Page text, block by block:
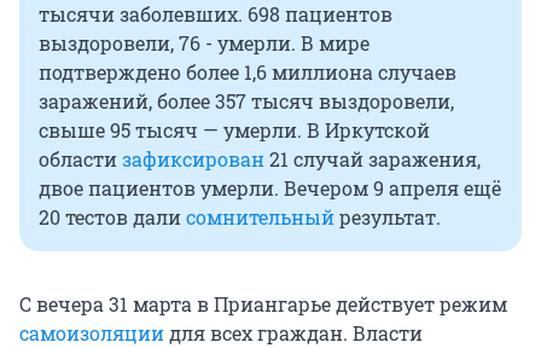
тысячи заболевших. 698 пациентов
выздоровели, 76 - умерли. В мире
подтверждено более 1,6 миллиона случаев
заражений, более 357 тысяч выздоровели,
свыше 95 тысяч — умерли. В Иркутской
областизафиксирован21 случай заражения,
двое пациентов умерли. Вечером 9 апреля ещё
20 тестов далисомнительныйрезультат.
С вечера 31 марта в Приангарье действует режим
самоизоляциидля всех граждан. Власти